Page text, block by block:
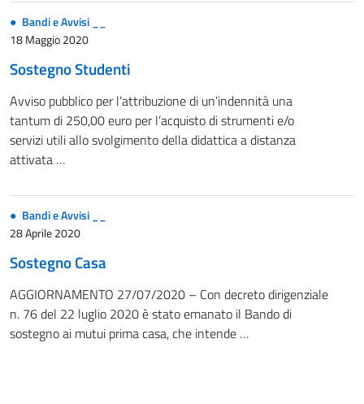
Bandi e Avvisi __
18 Maggio 2020
Sostegno Studenti
Avviso pubblico per l’attribuzione di un’indennità una
tantum di 250,00 euro per l’acquisto di strumenti e/o
servizi utili allo svolgimento della didattica a distanza
attivata …
Bandi e Avvisi __
28 Aprile 2020
Sostegno Casa
AGGIORNAMENTO 27/07/2020 – Con decreto dirigenziale
n. 76 del 22 luglio 2020 è stato emanato il Bando di
sostegno ai mutui prima casa, che intende …